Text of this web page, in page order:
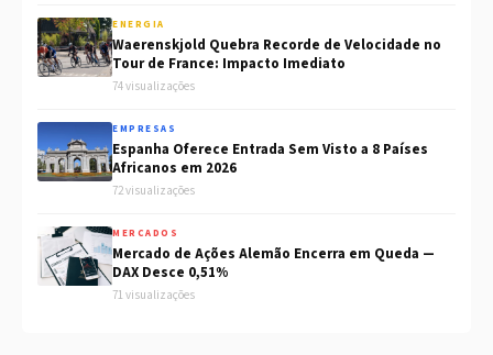
ENERGIA
Waerenskjold Quebra Recorde de Velocidade no
Tour de France: Impacto Imediato
74 visualizações
EMPRESAS
Espanha Oferece Entrada Sem Visto a 8 Países
Africanos em 2026
72 visualizações
MERCADOS
Mercado de Ações Alemão Encerra em Queda —
DAX Desce 0,51%
71 visualizações